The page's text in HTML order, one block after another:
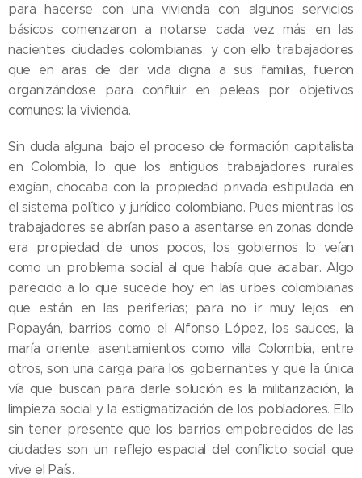
para hacerse con una vivienda con algunos servicios
básicos comenzaron a notarse cada vez más en las
nacientes ciudades colombianas, y con ello trabajadores
que en aras de dar vida digna a sus familias, fueron
organizándose para confluir en peleas por objetivos
comunes: la vivienda.
Sin duda alguna, bajo el proceso de formación capitalista
en Colombia, lo que los antiguos trabajadores rurales
exigían, chocaba con la propiedad privada estipulada en
el sistema político y jurídico colombiano. Pues mientras los
trabajadores se abrían paso a asentarse en zonas donde
era propiedad de unos pocos, los gobiernos lo veían
como un problema social al que había que acabar. Algo
parecido a lo que sucede hoy en las urbes colombianas
que están en las periferias; para no ir muy lejos, en
Popayán, barrios como el Alfonso López, los sauces, la
maría oriente, asentamientos como villa Colombia, entre
otros, son una carga para los gobernantes y que la única
vía que buscan para darle solución es la militarización, la
limpieza social y la estigmatización de los pobladores. Ello
sin tener presente que los barrios empobrecidos de las
ciudades son un reflejo espacial del conflicto social que
vive el País.